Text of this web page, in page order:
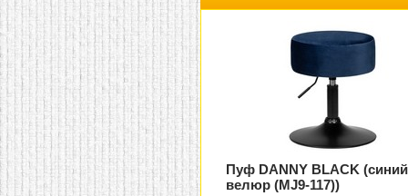
Пуф DANNY BLACK (синий
велюр (MJ9-117))